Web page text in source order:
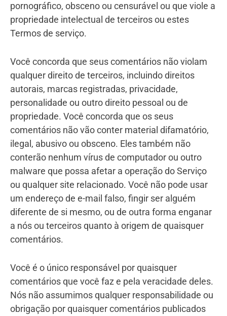
pornográfico, obsceno ou censurável ou que viole a
propriedade intelectual de terceiros ou estes
Termos de serviço.
Você concorda que seus comentários não violam
qualquer direito de terceiros, incluindo direitos
autorais, marcas registradas, privacidade,
personalidade ou outro direito pessoal ou de
propriedade. Você concorda que os seus
comentários não vão conter material difamatório,
ilegal, abusivo ou obsceno. Eles também não
conterão nenhum vírus de computador ou outro
malware que possa afetar a operação do Serviço
ou qualquer site relacionado. Você não pode usar
um endereço de e-mail falso, fingir ser alguém
diferente de si mesmo, ou de outra forma enganar
a nós ou terceiros quanto à origem de quaisquer
comentários.
Você é o único responsável por quaisquer
comentários que você faz e pela veracidade deles.
Nós não assumimos qualquer responsabilidade ou
obrigação por quaisquer comentários publicados